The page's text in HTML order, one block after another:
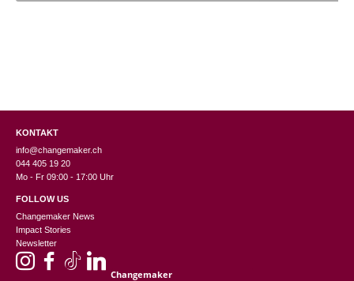
KONTAKT
info@changemaker.ch
044 405 19 20
Mo - Fr 09:00 - 17:00 Uhr
FOLLOW US
Changemaker News
Impact Stories
Newsletter
Changemaker